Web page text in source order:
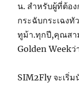
น. สำหรับผู้ที่ต้อง
กระฉับกระเฉง
ทูม้า.ทุกปี,คุณสา
Golden Weekว่
SIM2Fly จะเริ่